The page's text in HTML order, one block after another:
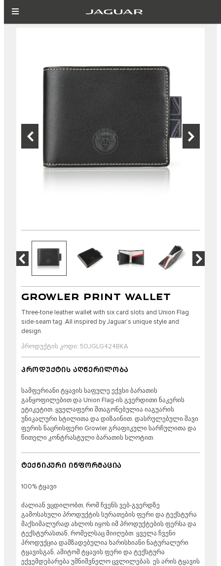
GROWLER PRINT WALLET
Three-tone leather wallet with six card slots and Union Flag
side-seam tag. All inspired by Jaguar’s unique style and
design.
პროდუქტის კოდი: 50JGLG424BKA
ᲞᲠᲝᲓᲣᲥᲢᲘᲡ ᲐᲦᲬᲔᲠᲘᲚᲝᲑᲐ
სამფერიანი ტყავის საფულე ექვსი ბარათის
განყოფილებით და Union Flag-ის გვერდითი ნაკერის
ეტიკეტით. ყველაფერი შთაგონებულია იაგუარის
უნიკალური სტილითა და დიზაინით. დასრულებული შავი
ფერის ნაცრისფერი Growler გრაფიკული სარჩულითა და
წითელი კონტრასტული ბარათის სლოტით.
ᲢᲔᲥᲜᲘᲙᲣᲠᲘ ᲘᲜᲤᲝᲠᲛᲐᲪᲘᲐ
100% ტყავი
ძალიან ვცდილობთ, რომ ჩვენს ვებ-გვერდზე
გამოსახული პროდუქტის სურათების ფერი და ტექსტურა
მაქსიმალურად ახლოს იყოს იმ პროდუქტების ფერსა და
ტექსტურასთან, რომელსაც მიიღებთ. ყველა ჩვენი
პროდუქცია დამზადებულია ხარისხიანი ნატურალური
ტყავისგან, ამიტომ ტყავის ფერი და ტექსტურა
ექვემდებარება უმნიშვნელო ცვლილებას. ეს არის ტყავის